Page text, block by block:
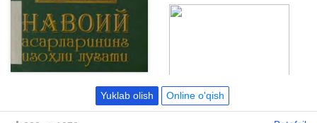
muhim qirrasi bo'lgan leksik
xususiyatlar, ma'nosi tushunilishi
Yuklab olish Online o'qish